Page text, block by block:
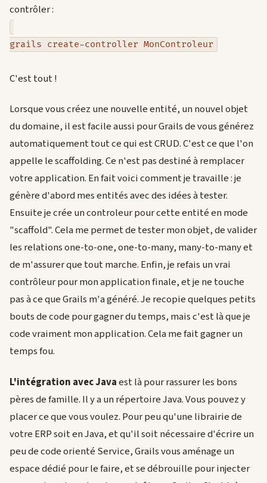
contrôler :
grails create-controller MonControleur
C'est tout !
Lorsque vous créez une nouvelle entité, un nouvel objet
du domaine, il est facile aussi pour Grails de vous générez
automatiquement tout ce qui est CRUD. C'est ce que l'on
appelle le scaffolding. Ce n'est pas destiné à remplacer
votre application. En fait voici comment je travaille : je
génère d'abord mes entités avec des idées à tester.
Ensuite je crée un controleur pour cette entité en mode
"scaffold". Cela me permet de tester mon objet, de valider
les relations one-to-one, one-to-many, many-to-many et
de m'assurer que tout marche. Enfin, je refais un vrai
contrôleur pour mon application finale, et je ne touche
pas à ce que Grails m'a généré. Je recopie quelques petits
bouts de code pour gagner du temps, mais c'est là que je
code vraiment mon application. Cela me fait gagner un
temps fou.
L'intégration avec Javaest là pour rassurer les bons
pères de famille. Il y a un répertoire Java. Vous pouvez y
placer ce que vous voulez. Pour peu qu'une librairie de
votre ERP soit en Java, et qu'il soit nécessaire d'écrire un
peu de code orienté Service, Grails vous aménage un
espace dédié pour le faire, et se débrouille pour injecter